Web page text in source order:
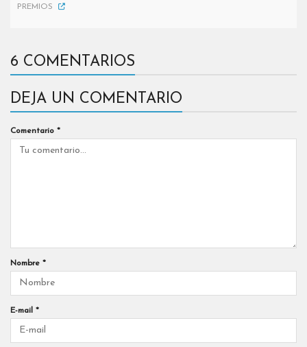
PREMIOS
6 COMENTARIOS
DEJA UN COMENTARIO
Comentario *
Nombre *
E-mail *